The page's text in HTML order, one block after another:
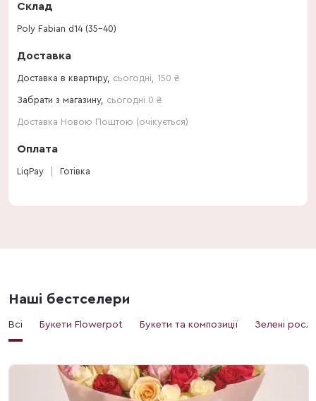
Склад
Poly Fabian d14 (35-40)
Доставка
Доставка в квартиру, сьогодні 150 ₴
Забрати з магазину, сьогодні 0 ₴
Доставка Новою Поштою (очікується)
Оплата
LiqPay Готівка
Наші бестселери
Всі Букети Flowerpot Букети та композиції Зелені